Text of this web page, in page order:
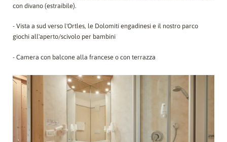
con divano (estraibile).
- Vista a sud verso l'Ortles, le Dolomiti engadinesi e il nostro parco
giochi all'aperto/scivolo per bambini
- Camera con balcone alla francese o con terrazza